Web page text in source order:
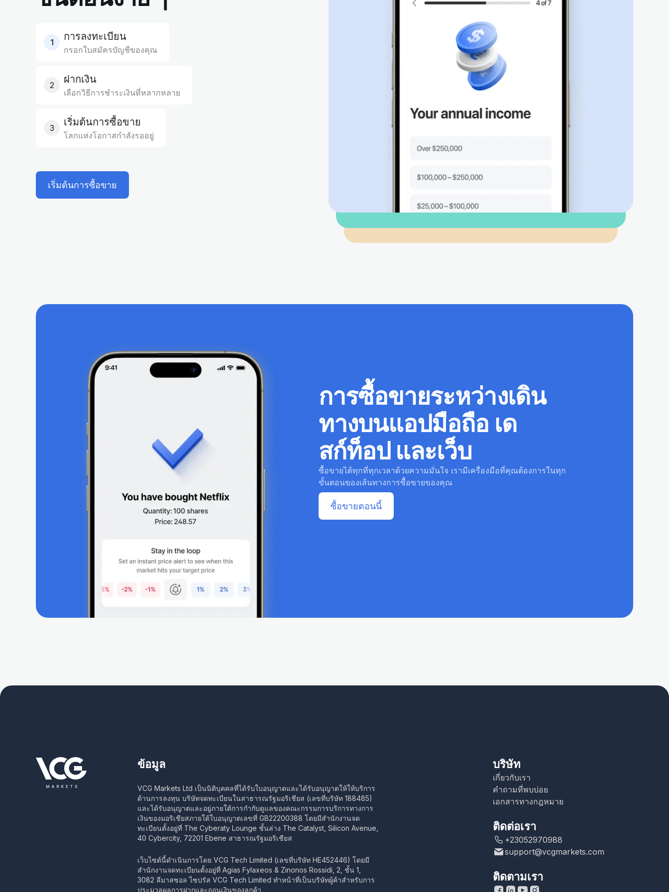
1 การลงทะเบียน
กรอกใบสมัครบัญชีของคุณ
2 ฝากเงิน
เลือกวิธีการชำระเงินที่หลากหลาย
3 เริ่มต้นการซื้อขาย
โลกแห่งโอกาสกำลังรออยู่
เริ่มต้นการซื้อขาย
การซื้อขายระหว่างเดิน
ทางบนแอปมือถือ เด
สก์ท็อป และเว็บ
ซื้อขายได้ทุกที่ทุกเวลาด้วยความมั่นใจ เรามีเครื่องมือที่คุณต้องการในทุก
ขั้นตอนของเส้นทางการซื้อขายของคุณ
ซื้อขายตอนนี้
ข้อมูล
VCG Markets Ltd เป็นนิติบุคคลที่ได้รับใบอนุญาตและได้รับอนุญาตให้ให้บริการ
ด้านการลงทุน บริษัทจดทะเบียนในสาธารณรัฐมอริเชียส (เลขที่บริษัท 188485)
และได้รับอนุญาตและอยู่ภายใต้การกำกับดูแลของคณะกรรมการบริการทางการ
เงินของมอริเชียสภายใต้ใบอนุญาตเลขที่ GB22200388 โดยมีสำนักงานจด
ทะเบียนตั้งอยู่ที่ The Cyberaty Lounge ชั้นล่าง The Catalyst, Silicon Avenue,
40 Cybercity, 72201 Ebene สาธารณรัฐมอริเชียส
เว็บไซต์นี้ดำเนินการโดย VCG Tech Limited (เลขที่บริษัท HE452446) โดยมี
สำนักงานจดทะเบียนตั้งอยู่ที่ Agias Fylaxeos & Zinonos Rossidi, 2, ชั้น 1,
3082 ลีมาสซอล ไซปรัส VCG Tech Limited ทำหน้าที่เป็นบริษัทผู้ค้าสำหรับการ
ประมวลผลการฝากและถอนเงินของลูกค้า
บริษัท
เกี่ยวกับเรา
คำถามที่พบบ่อย
เอกสารทางกฎหมาย
ติดต่อเรา
+23052970988
support@vcgmarkets.com
ติดตามเรา